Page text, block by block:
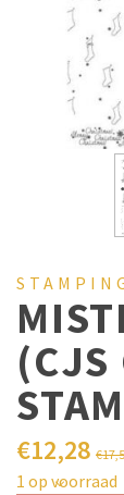
(CJS
€
€12,28
1 op voorraad